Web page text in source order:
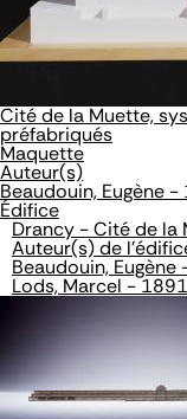
Cité de la Muette,
préfabriqués
Maquette
Auteur(s)
Beaudouin, Eugène
Édifice
Drancy - Cité de la
Auteur(s) de
Beaudouin,
Lods, Marcel -